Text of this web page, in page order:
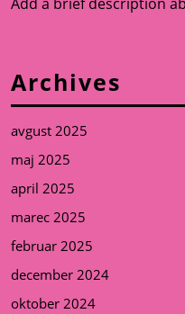
Archives
avgust 2025
maj 2025
april 2025
marec 2025
februar 2025
december 2024
oktober 2024